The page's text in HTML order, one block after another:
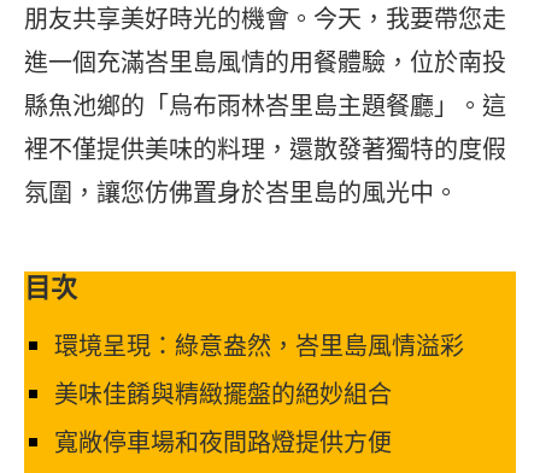
朋友共享美好時光的機會。今天，我要帶您走
進一個充滿峇里島風情的用餐體驗，位於南投
縣魚池鄉的「烏布雨林峇里島主題餐廳」。這
裡不僅提供美味的料理，還散發著獨特的度假
氛圍，讓您仿佛置身於峇里島的風光中。
目次
環境呈現：綠意盎然，峇里島風情溢彩
美味佳餚與精緻擺盤的絕妙組合
寬敞停車場和夜間路燈提供方便